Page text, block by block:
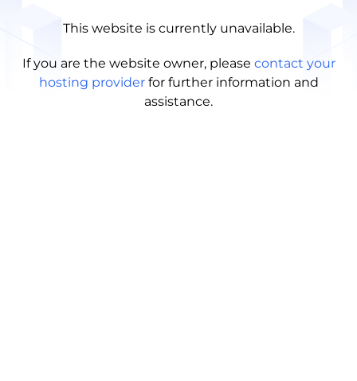
This website is currently unavailable.
If you are the website owner, please contact your
hosting provider for further information and
assistance.